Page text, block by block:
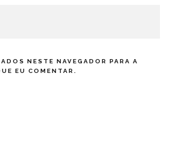
NESTE NAVEGADOR PARA A
EU COMENTAR.